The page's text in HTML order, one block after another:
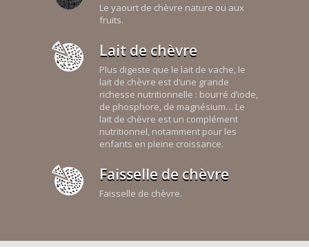
Le yaourt de chèvre nature ou aux
fruits.
Lait de chèvre
Plus digeste que le lait de vache, le
lait de chèvre est d’une grande
richesse nutritionnelle : bourré d’iode,
de phosphore, de magnésium… Le
lait de chèvre est un complément
nutritionnel, notamment pour les
enfants en pleine croissance.
Faisselle de chèvre
Faisselle de chèvre.